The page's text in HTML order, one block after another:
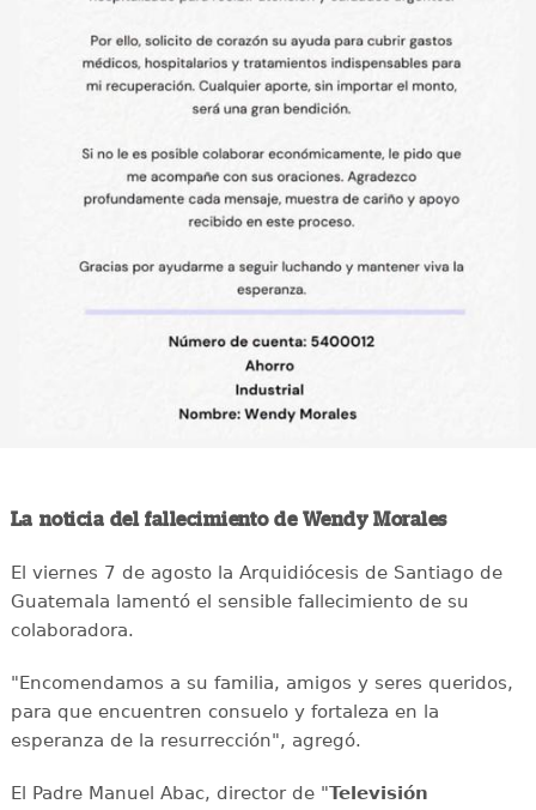
La noticia del fallecimiento de Wendy Morales
El viernes 7 de agosto la Arquidiócesis de Santiago de
Guatemala lamentó el sensible fallecimiento de su
colaboradora.
"Encomendamos a su familia, amigos y seres queridos,
para que encuentren consuelo y fortaleza en la
esperanza de la resurrección", agregó.
El Padre Manuel Abac, director de "Televisión